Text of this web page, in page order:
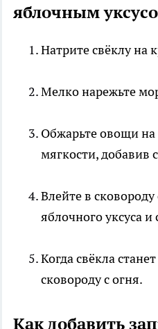
яблочным
Натрите свёклу на
Мелко нарежьте
Обжарьте овощи на
мягкости, добавив
Влейте в
яблочного уксуса и
Когда свёкла
сковороду с огня.
Как добавить